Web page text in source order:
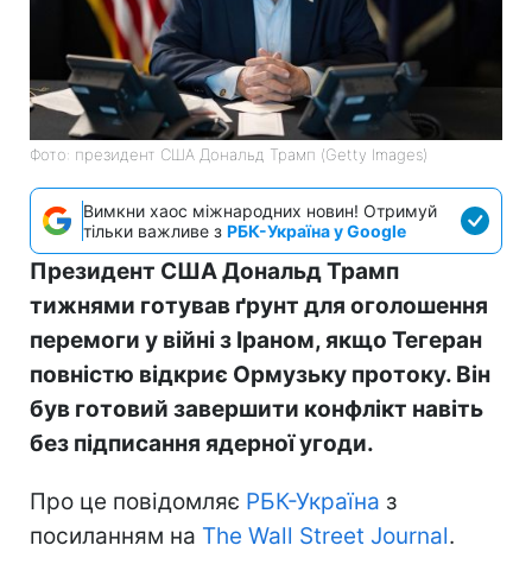
Фото: президент США Дональд Трамп (Getty Images)
Вимкни хаос міжнародних новин! Отримуй
тільки важливе з РБК-Україна у Google
Президент США Дональд Трамп
тижнями готував ґрунт для оголошення
перемоги у війні з Іраном, якщо Тегеран
повністю відкриє Ормузьку протоку. Він
був готовий завершити конфлікт навіть
без підписання ядерної угоди.
Про це повідомляє РБК-Україна з
посиланням на The Wall Street Journal.